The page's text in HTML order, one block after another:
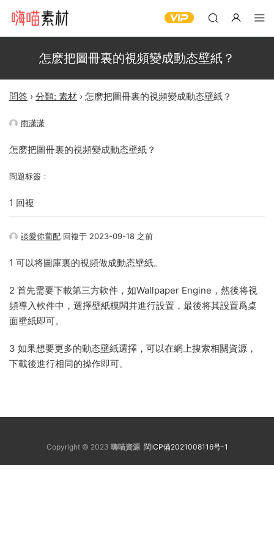
怎麽把圖冊裏的視頻變成動态壁紙？
問答 › 分類: 素材 › 怎麽把圖冊裏的視頻變成動态壁紙？
雨潇潇
怎麽把圖冊裏的視頻變成動态壁紙？
問題标簽：
1 回複
談愛你蔔配 回複于 2023-09-18 之前
1 可以将圖庫裏的視頻做成動态壁紙。
2 首先需要下載第三方軟件，如Wallpaper Engine，然後将視
頻導入軟件中，選擇壁紙模闆并進行設置，最後将其設置爲桌
面壁紙即可。
3 如果想要更多的動态壁紙選擇，可以在網上搜索相關資源，
下載後進行相同的操作即可。
Copyright © 2023 嗨喵資源 閩ICP備2021008116号-1